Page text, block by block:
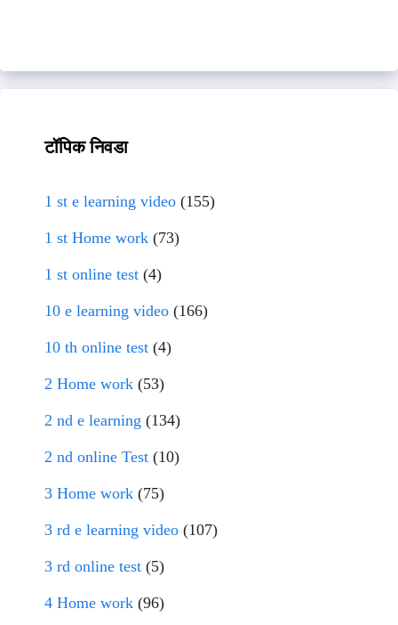
टॉपिक निवडा
1 st e learning video (155)
1 st Home work (73)
1 st online test (4)
10 e learning video (166)
10 th online test (4)
2 Home work (53)
2 nd e learning (134)
2 nd online Test (10)
3 Home work (75)
3 rd e learning video (107)
3 rd online test (5)
4 Home work (96)